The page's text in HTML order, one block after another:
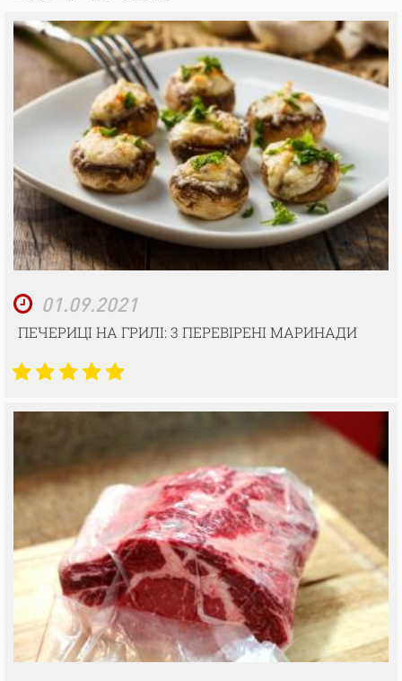
01.09.2021
ПЕЧЕРИЦІ НА ГРИЛІ: 3 ПЕРЕВІРЕНІ МАРИНАДИ